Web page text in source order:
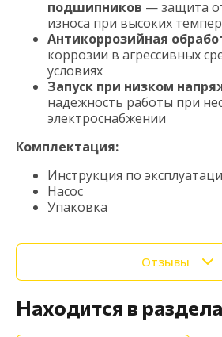
подшипников — защита
износа при высоких
Антикоррозийная
коррозии в агрессивных
условиях
Запуск при низком
надежность работы при
электроснабжении
Комплектация:
Инструкция по
Насос
Упаковка
Отзывы
Находится в